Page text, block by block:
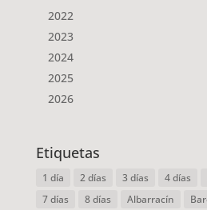
2022
2023
2024
2025
2026
Etiquetas
1 día 2 días 3 días 4 días
7 días
8 días Albarracín